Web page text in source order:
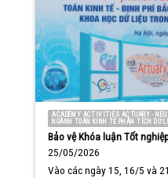
ACADEMY ACTIVITIES ACTUARY - NEU
NGÀNH TOÁN KINH TẾ PHÂN TÍCH DỮ
Bảo vệ Khóa luận Tốt
25/05/2026
Vào các ngày 15, 16/5 và